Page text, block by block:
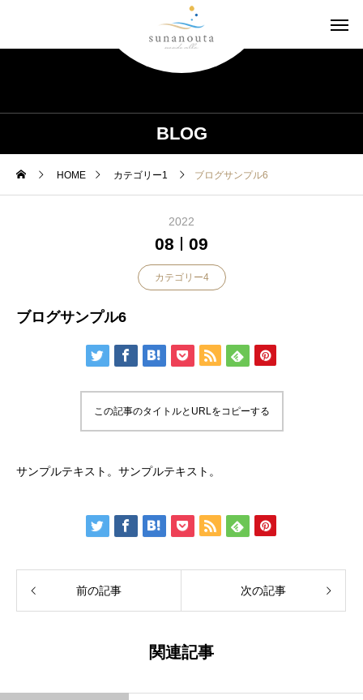
BLOG
HOME カテゴリー1 ブログサンプル6
2022
08 09
カテゴリー4
ブログサンプル6
この記事のタイトルとURLをコピーする
サンプルテキスト。サンプルテキスト。
前の記事 次の記事
関連記事